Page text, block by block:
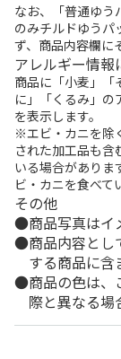
なお、「普通ゆう
のみチルドゆうパ
ず、商品内容欄に
アレルギー情報
商品に「小麦」「
に」「くるみ」の
を表示します。
※エビ・カニを除
された加工品も含
いる場合がありま
ビ・カニを食べて
その他
商品写真はイ
商品内容とし
する商品に含
商品の色は、
際と異なる場